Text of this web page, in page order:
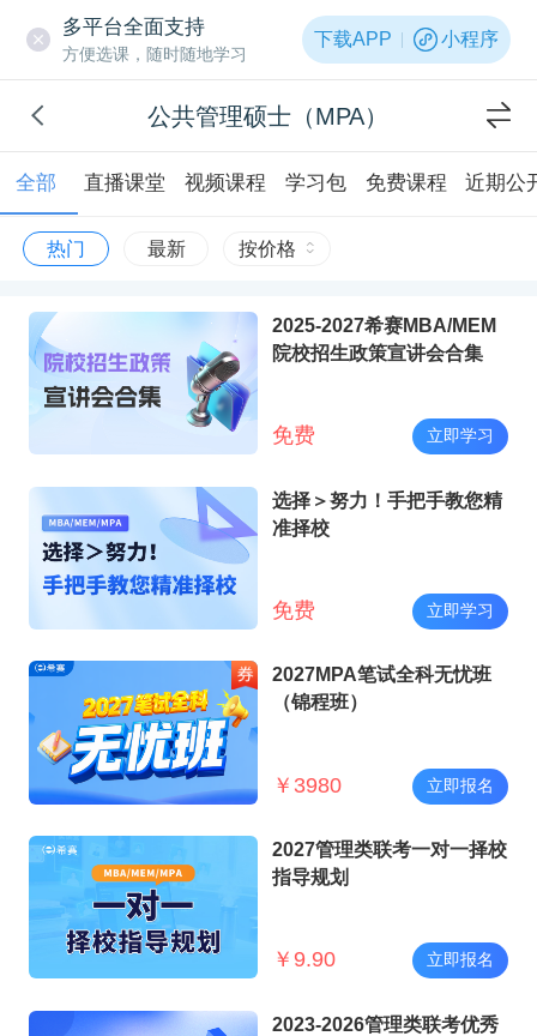
多平台全面支持
方便选课，随时随地学习
下载APP 小程序
公共管理硕士（MPA）
全部 直播课堂 视频课程 学习包 免费课程 近期公
热门 最新 按价格
2025-2027希赛MBA/MEM
院校招生政策宣讲会合集
免费 立即学习
选择＞努力！手把手教您精
准择校
免费 立即学习
2027MPA笔试全科无忧班
（锦程班）
￥ 3980 立即报名
2027管理类联考一对一择校
指导规划
￥ 9.90 立即报名
2023-2026管理类联考优秀